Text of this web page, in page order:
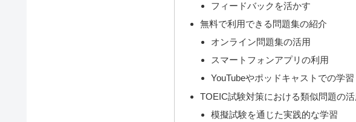
フィードバックを活かす
無料で利用できる問題集の紹介
オンライン問題集の活用
スマートフォンアプリの利用
YouTubeやポッドキャストでの学習
TOEIC試験対策における類似問題の
模擬試験を通じた実践的な学習